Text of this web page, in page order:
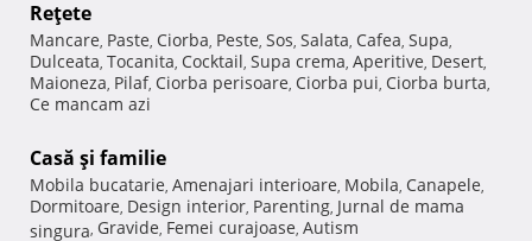
Reţete
Mancare, Paste, Ciorba, Peste, Sos, Salata, Cafea, Supa,
Dulceata, Tocanita, Cocktail, Supa crema, Aperitive, Desert,
Maioneza, Pilaf, Ciorba perisoare, Ciorba pui, Ciorba burta,
Ce mancam azi
Casă şi familie
Mobila bucatarie, Amenajari interioare, Mobila, Canapele,
Dormitoare, Design interior, Parenting, Jurnal de mama
singura, Gravide, Femei curajoase, Autism